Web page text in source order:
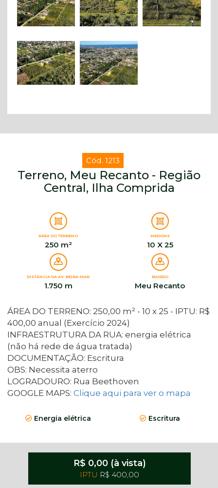
Cód. 1213
Terreno, Meu Recanto - Região
Central, Ilha Comprida
ÁREA DO TERRENO
250 m²
MEDIDAS
10 X 25
DISTÂNCIA DA AV. BEIRA-MAR
1.750 m
BAIRRO
Meu Recanto
ÁREA DO TERRENO: 250,00 m² - 10 x 25 - IPTU: R$
400,00 anual (Exercício 2024)
INFRAESTRUTURA DA RUA: energia elétrica
(não há rede de água tratada)
DOCUMENTAÇÃO: Escritura
OBS: Necessita aterro
LOGRADOURO: Rua Beethoven
GOOGLE MAPS: Clique aqui para ver o mapa
Energia elétrica Escritura
R$ 0,00 (à vista)
IPTU R$ 400,00